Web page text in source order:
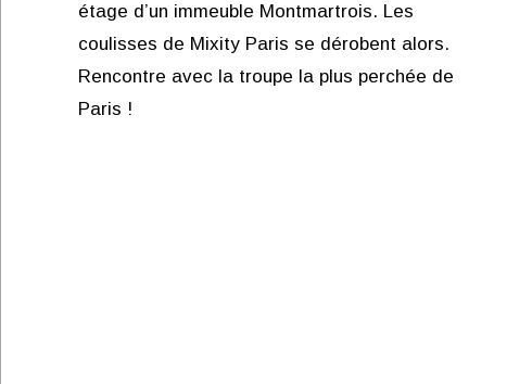
étage d’un immeuble Montmartrois. Les
coulisses de Mixity Paris se dérobent alors.
Rencontre avec la troupe la plus perchée de
Paris !